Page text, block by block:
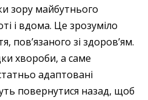
зору майбутнього
і вдома. Це зрозуміло
пов’язаного зі здоров’ям.
хвороби, а саме
адаптовані
повернутися назад, щоб